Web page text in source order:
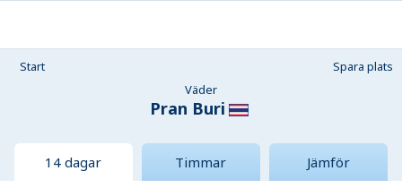
Start
Spara plats
Väder
Pran Buri
14 dagar Timmar Jämför